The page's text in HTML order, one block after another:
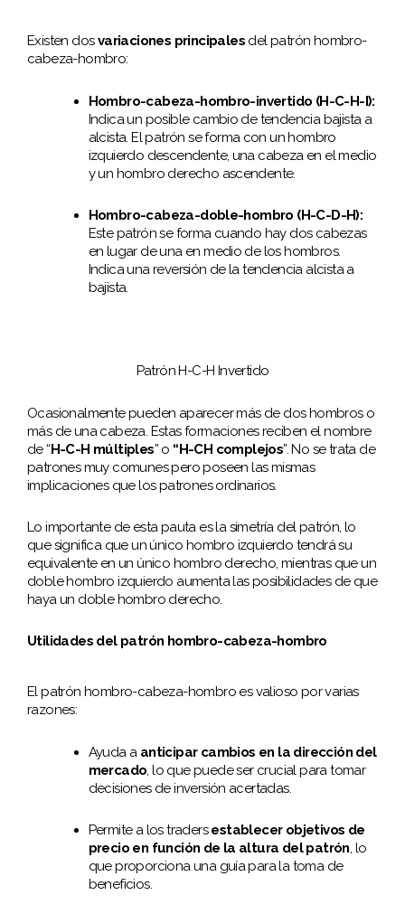
Existen dosvariaciones principales del patrón hombro-
cabeza-hombro:
Hombro-cabeza-hombro-invertido (H-C-H-I):
Indica un posible cambio de tendencia bajista a
alcista. El patrón se forma con un hombro
izquierdo descendente, una cabeza en el medio
y un hombro derecho ascendente.
Hombro-cabeza-doble-hombro (H-C-D-H):
Este patrón se forma cuando hay dos cabezas
en lugar de una en medio de los hombros.
Indica una reversión de la tendencia alcista a
bajista.
Patrón H-C-H Invertido
Ocasionalmente pueden aparecer más de dos hombros o
más de una cabeza. Estas formaciones reciben el nombre
de “H-C-H múltiples” o “H-CH complejos”. No se trata de
patrones muy comunes pero poseen las mismas
implicaciones que los patrones ordinarios.
Lo importante de esta pauta es la simetría del patrón, lo
que significa que un único hombro izquierdo tendrá su
equivalente en un único hombro derecho, mientras que un
doble hombro izquierdo aumenta las posibilidades de que
haya un doble hombro derecho.
Utilidades del patrón hombro-cabeza-hombro
El patrón hombro-cabeza-hombro es valioso por varias
razones:
Ayuda a anticipar cambios en la dirección del
mercado, lo que puede ser crucial para tomar
decisiones de inversión acertadas.
Permite a los tradersestablecer objetivos de
precio en función de la altura del patrón, lo
que proporciona una guía para la toma de
beneficios.